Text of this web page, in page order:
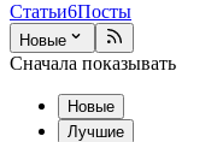
Статьи6Посты
Новые
Сначала показывать
Новые
Лучшие